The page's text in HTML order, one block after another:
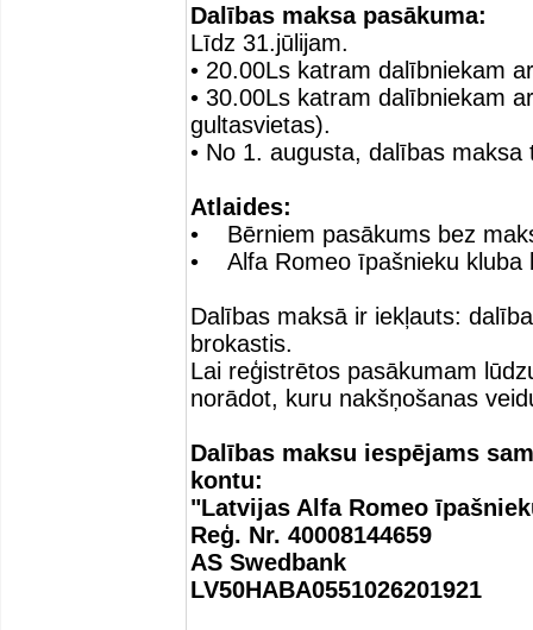
Dalības maksa pasākuma:
Līdz 31.jūlijam.
• 20.00Ls katram dalībniekam
• 30.00Ls katram dalībniekam
gultasvietas).
• No 1. augusta, dalības
Atlaides:
• Bērniem pasākums bez
• Alfa Romeo īpašnieku kluba
Dalības maksā ir iekļauts:
brokastis.
Lai reģistrētos pasākumam
norādot, kuru nakšņošanas
Dalības maksu iespējams
kontu:
"Latvijas Alfa Romeo
Reģ. Nr. 40008144659
AS Swedbank
LV50HABA0551026201921